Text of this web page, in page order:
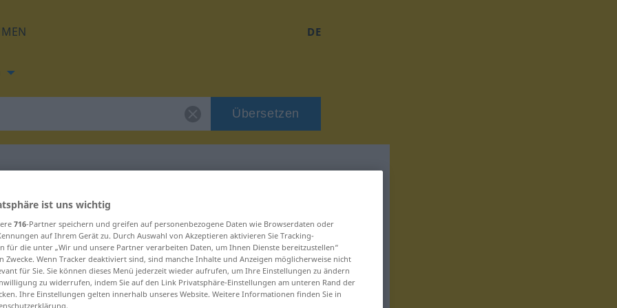
DE
Übersetzen
für "bratstvo"
ist uns wichtig
716-Partner speichern und greifen auf personenbezogene Daten wie Browserdaten oder
auf Ihrem Gerät zu. Durch Auswahl von Akzeptieren aktivieren Sie Tracking-
für die unter „Wir und unsere Partner verarbeiten Daten, um Ihnen Dienste bereitzustellen“
Zwecke. Wenn Tracker deaktiviert sind, sind manche Inhalte und Anzeigen möglicherweise nicht
für Sie. Sie können dieses Menü jederzeit wieder aufrufen, um Ihre Einstellungen zu ändern
zu widerrufen, indem Sie auf den Link Privatsphäre-Einstellungen am unteren Rand der
Ihre Einstellungen gelten innerhalb unseres Website. Weitere Informationen finden Sie in